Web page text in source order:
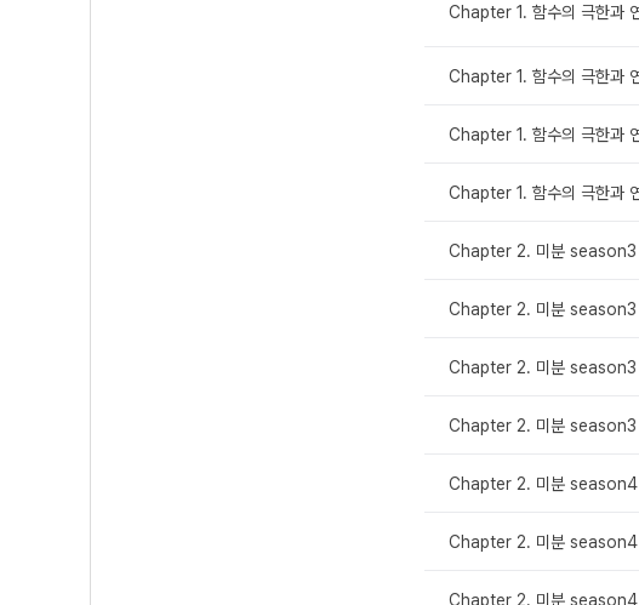
Chapter 1. 함수의 극한과
Chapter 1. 함수의 극한과
Chapter 1. 함수의 극한과
Chapter 1. 함수의 극한과
Chapter 2. 미분 season3
Chapter 2. 미분 season3
Chapter 2. 미분 season3
Chapter 2. 미분 season3
Chapter 2. 미분 season4
Chapter 2. 미분 season4
Chapter 2. 미분 season4